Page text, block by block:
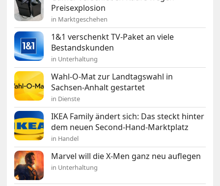
Preisexplosion
in Marktgeschehen
1&1 verschenkt TV-Paket an viele
Bestandskunden
in Unterhaltung
Wahl-O-Mat zur Landtagswahl in
Sachsen-Anhalt gestartet
in Dienste
IKEA Family ändert sich: Das steckt hinter
dem neuen Second-Hand-Marktplatz
in Handel
Marvel will die X-Men ganz neu auflegen
in Unterhaltung